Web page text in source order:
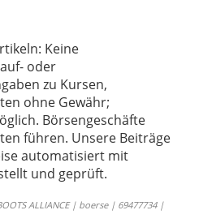
Keine
oder
zu Kursen,
ohne Gewähr;
Börsengeschäfte
führen. Unsere Beiträge
automatisiert mit
und geprüft.
ALLIANCE | boerse | 69477734 |